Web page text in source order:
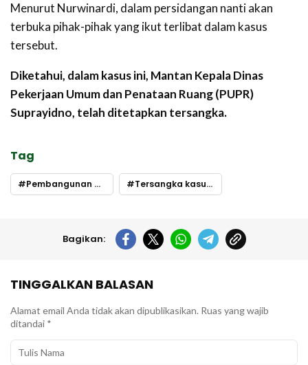
Menurut Nurwinardi, dalam persidangan nanti akan
terbuka pihak-pihak yang ikut terlibat dalam kasus
tersebut.
Diketahui, dalam kasus ini, Mantan Kepala Dinas
Pekerjaan Umum dan Penataan Ruang (PUPR)
Suprayidno, telah ditetapkan tersangka.
Tag
Pembangunan MCK Taliabu Tersangka kasus korupsi
Bagikan:
TINGGALKAN BALASAN
Alamat email Anda tidak akan dipublikasikan. Ruas yang wajib
ditandai *